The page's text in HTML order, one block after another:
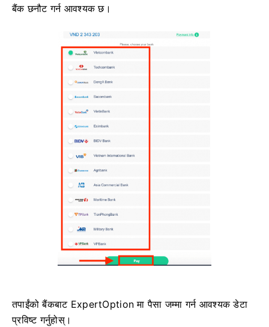
बैंक छनौट गर्न आवश्यक छ।
तपाईंको बैंकबाट ExpertOption मा पैसा जम्मा गर्न आवश्यक डेटा
प्रविष्ट गर्नुहोस्।